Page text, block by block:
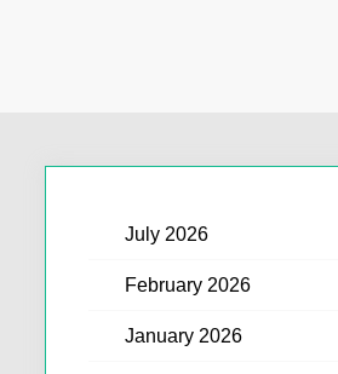
July 2026
February 2026
January 2026